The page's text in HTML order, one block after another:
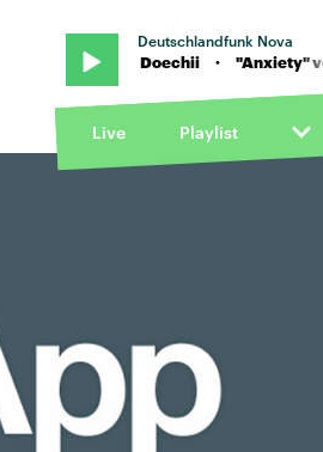
Deutschlandfunk Nova
von Doechii · "Anxiety" von Doechii
Live Playlist